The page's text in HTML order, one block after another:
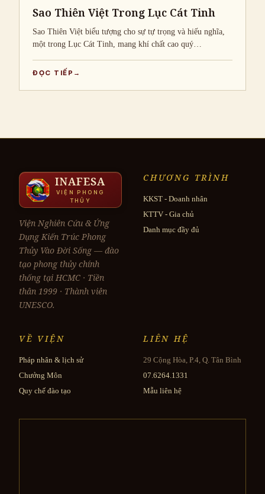
Sao Thiên Việt Trong Lục Cát Tinh
Sao Thiên Việt biểu tượng cho sự tự trọng và hiếu nghĩa,
một trong Lục Cát Tinh, mang khí chất cao quý…
ĐỌC TIẾP
INAFESA
VIỆN PHONG
THỦY
Viện Nghiên Cứu & Ứng
Dụng Kiến Trúc Phong
Thủy Vào Đời Sống — đào
tạo phong thủy chính
thống tại HCMC · Tiền
thân 1999 · Thành viên
UNESCO.
CHƯƠNG TRÌNH
KKST - Doanh nhân
KTTV - Gia chủ
Danh mục đầy đủ
VỀ VIỆN
Pháp nhân & lịch sử
Chưởng Môn
Quy chế đào tạo
LIÊN HỆ
29 Cộng Hòa, P.4, Q. Tân Bình
07.6264.1331
Mẫu liên hệ